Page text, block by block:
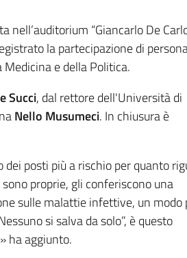
“Giancarlo De
la partecipazione di
e della Politica.
Succi, dal rettore dell'Università di
Nello Musumeci. In chiusura è
posti più a rischio per quanto
proprie, gli conferiscono una
sulle malattie infettive, un modo
si salva da solo”, è questo
ha aggiunto.